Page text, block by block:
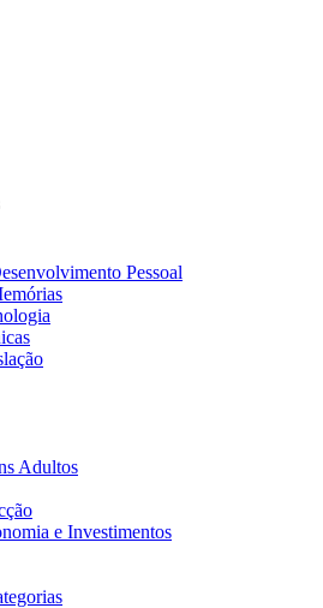
Pessoal
Adultos
e Investimentos